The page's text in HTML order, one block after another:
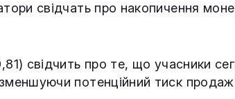
свідчать про накопичення
свідчить про те, що учасники
зменшуючи потенційний тиск